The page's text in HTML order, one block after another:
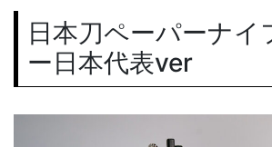
日本刀ペーパーナイ
ー日本代表ver